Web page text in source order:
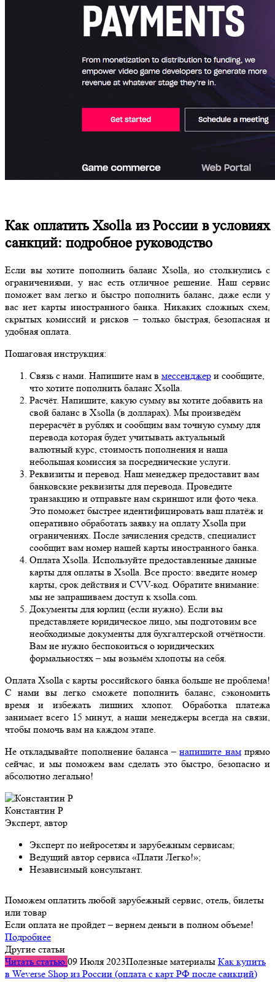
Как оплатить Xsolla из России в условиях
санкций: подробное руководство
Если вы хотите пополнить баланс Xsolla, но столкнулись с
ограничениями, у нас есть отличное решение. Наш сервис
поможет вам легко и быстро пополнить баланс, даже если у
вас нет карты иностранного банка. Никаких сложных схем,
скрытых комиссий и рисков – только быстрая, безопасная и
удобная оплата.
Пошаговая инструкция:
Связь с нами. Напишите нам в мессенджер и сообщите,
что хотите пополнить баланс Xsolla.
Расчёт. Напишите, какую сумму вы хотите добавить на
свой баланс в Xsolla (в долларах). Мы произведём
перерасчёт в рублях и сообщим вам точную сумму для
перевода которая будет учитывать актуальный
валютный курс, стоимость пополнения и наша
небольшая комиссия за посреднические услуги.
Реквизиты и перевод. Наш менеджер предоставит вам
банковские реквизиты для перевода. Проведите
транзакцию и отправьте нам скриншот или фото чека.
Это поможет быстрее идентифицировать ваш платёж и
оперативно обработать заявку на оплату Xsolla при
ограничениях. После зачисления средств, специалист
сообщит вам номер нашей карты иностранного банка.
Оплата Xsolla. Используйте предоставленные данные
карты для оплаты в Xsolla. Все просто: введите номер
карты, срок действия и CVV-код. Обратите внимание:
мы не запрашиваем доступ к xsolla.com.
Документы для юрлиц (если нужно). Если вы
представляете юридическое лицо, мы подготовим все
необходимые документы для бухгалтерской отчётности.
Вам не нужно беспокоиться о юридических
формальностях – мы возьмём хлопоты на себя.
Оплата Xsolla с карты российского банка больше не проблема!
С нами вы легко сможете пополнить баланс, сэкономить
время и избежать лишних хлопот. Обработка платежа
занимает всего 15 минут, а наши менеджеры всегда на связи,
чтобы помочь вам на каждом этапе.
Не откладывайте пополнение баланса –напишите нампрямо
сейчас, и мы поможем вам сделать это быстро, безопасно и
абсолютно легально!
Константин Р
Эксперт, автор
Эксперт по нейросетям и зарубежным сервисам;
Ведущий автор сервиса «Плати Легко!»;
Независимый консультант.
Поможем оплатить любой зарубежный сервис, отель, билеты
или товар
Если оплата не пройдет – вернем деньги в полном объеме!
Подробнее
Другие статьи
Читать статью 09 Июля 2023Полезные материалы Как купить
в Weverse Shop из России (оплата с карт РФ после санкций)